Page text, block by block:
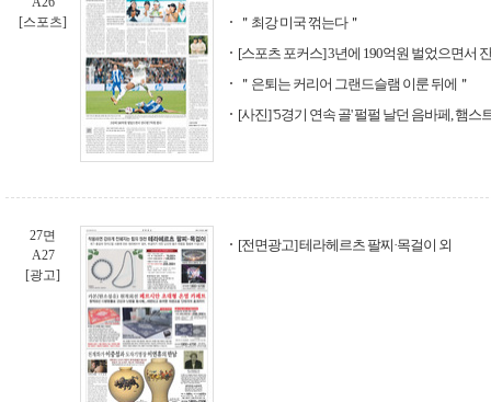
[스포츠]
＂최강 미국 꺾는다＂
[스포츠 포커스] 3년에 190억원 벌었으면서
＂은퇴는 커리어 그랜드슬램 이룬 뒤에＂
[사진] '5경기 연속 골' 펄펄 날던 음바페, 햄스
27면
A27
[광고]
[전면광고] 테라헤르츠 팔찌·목걸이 외